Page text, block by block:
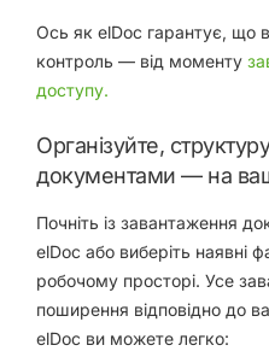
Ось як elDoc гарантує, що
контроль — від моменту
доступу.
Організуйте,
документами — на
Почніть із завантаження
elDoc або виберіть
робочому просторі. Усе
поширення відповідно до
elDoc ви можете легко: